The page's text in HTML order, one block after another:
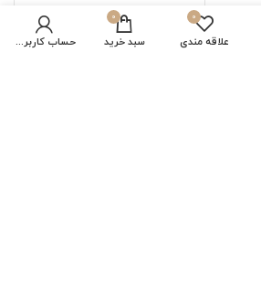
42,571,000
0
علاقه مندی
0
سبد خرید حساب کاربری من